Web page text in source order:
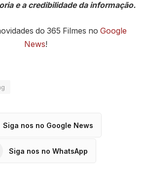
e a credibilidade da informação.
do 365 Filmes no Google
News!
Siga nos no Google News
Siga nos no WhatsApp